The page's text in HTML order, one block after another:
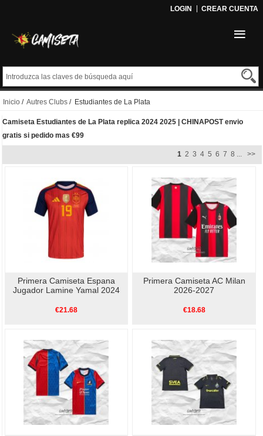
LOGIN CREAR CUENTA
Inicio / Autres Clubs / Estudiantes de La Plata
Camiseta Estudiantes de La Plata replica 2024 2025 | CHINAPOST envio
gratis si pedido mas €99
1 2 3 4 5 6 7 8 ... >>
Primera Camiseta Espana
Jugador Lamine Yamal 2024
€21.68
Primera Camiseta AC Milan
2026-2027
€18.68